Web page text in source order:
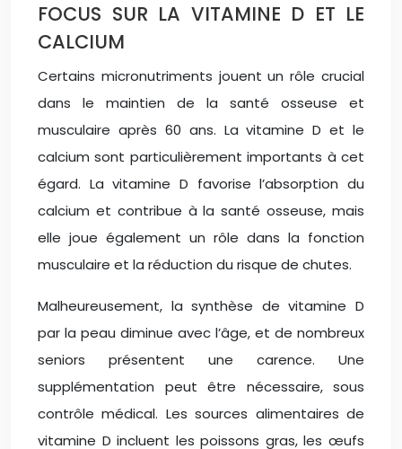
FOCUS SUR LA VITAMINE D ET LE
CALCIUM
Certains micronutriments jouent un rôle crucial
dans le maintien de la santé osseuse et
musculaire après 60 ans. La vitamine D et le
calcium sont particulièrement importants à cet
égard. La vitamine D favorise l’absorption du
calcium et contribue à la santé osseuse, mais
elle joue également un rôle dans la fonction
musculaire et la réduction du risque de chutes.
Malheureusement, la synthèse de vitamine D
par la peau diminue avec l’âge, et de nombreux
seniors présentent une carence. Une
supplémentation peut être nécessaire, sous
contrôle médical. Les sources alimentaires de
vitamine D incluent les poissons gras, les œufs